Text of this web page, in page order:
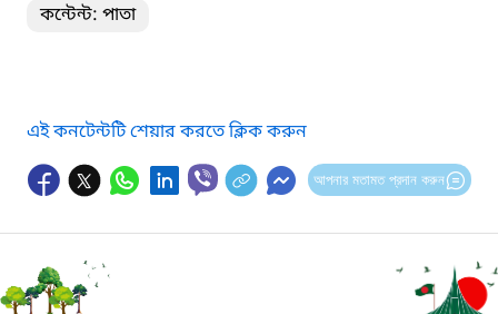
কন্টেন্ট: পাতা
এই কনটেন্টটি শেয়ার করতে ক্লিক করুন
আপনার মতামত প্রদান করুন